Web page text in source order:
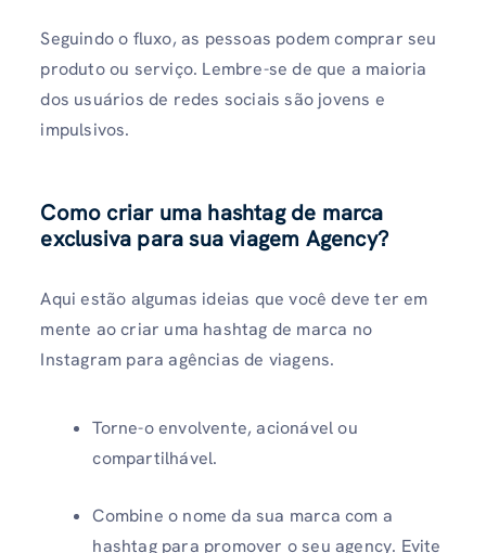
Seguindo o fluxo, as pessoas podem comprar seu
produto ou serviço. Lembre-se de que a maioria
dos usuários de redes sociais são jovens e
impulsivos.
Como criar uma hashtag de marca
exclusiva para sua viagem Agency?
Aqui estão algumas ideias que você deve ter em
mente ao criar uma hashtag de marca no
Instagram para agências de viagens.
Torne-o envolvente, acionável ou
compartilhável.
Combine o nome da sua marca com a
hashtag para promover o seu agency. Evite